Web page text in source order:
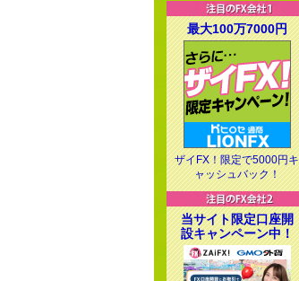
最大100万7000円
ザイFX！限定で5000円キ
ャッシュバック！
当サイト限定口座開
設キャンペーン中！